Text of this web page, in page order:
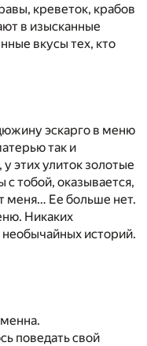
креветок, крабов
в изысканные
вкусы тех, кто
эскарго в меню
так и
этих улиток золотые
с тобой, оказывается,
меня… Ее больше нет.
Никаких
необычайных историй.
поведать свой